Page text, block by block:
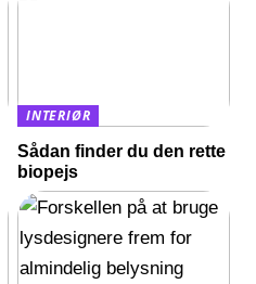
INTERIØR
Sådan finder du den rette
biopejs